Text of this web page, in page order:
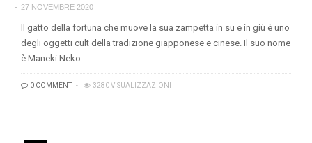
27 NOVEMBRE 2020
Il gatto della fortuna che muove la sua zampetta in su e in giù è uno
degli oggetti cult della tradizione giapponese e cinese. Il suo nome
è Maneki Neko…
0 COMMENT 3280 VISUALIZZAZIONI